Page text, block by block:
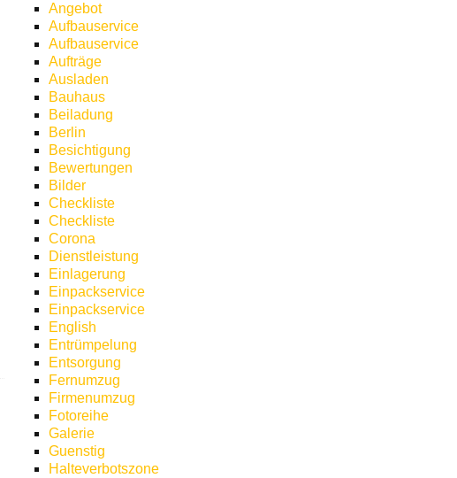
Angebot
Aufbauservice
Aufbauservice
Aufträge
Ausladen
Bauhaus
Beiladung
Berlin
Besichtigung
Bewertungen
Bilder
Checkliste
Checkliste
Corona
Dienstleistung
Einlagerung
Einpackservice
Einpackservice
English
Entrümpelung
Entsorgung
Fernumzug
Firmenumzug
Fotoreihe
Galerie
Guenstig
Halteverbotszone